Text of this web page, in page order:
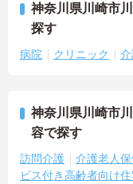
神奈川県川崎市
探す
病院 クリニック
神奈川県川崎市
容で探す
訪問介護 介護老人保
ビス付き高齢者向け住